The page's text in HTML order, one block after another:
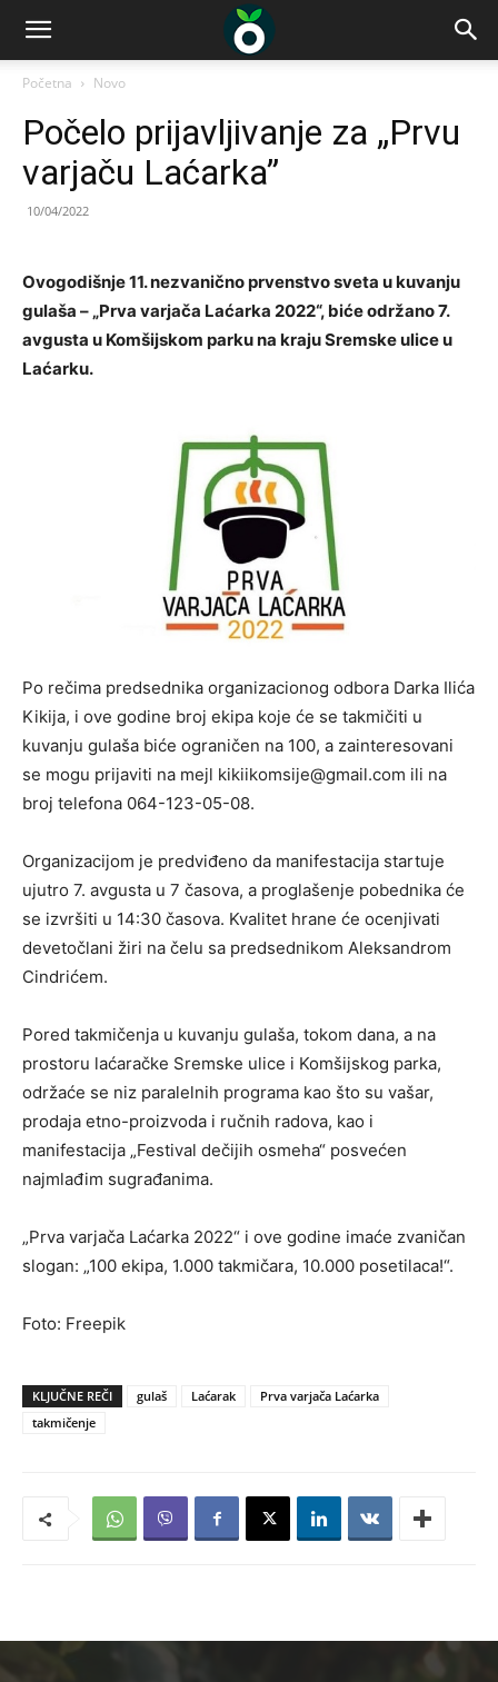
Početna Novo
Počelo prijavljivanje za „Prvu
varjaču Laćarka”
10/04/2022
Ovogodišnje 11. nezvanično prvenstvo sveta u kuvanju
gulaša – „Prva varjača Laćarka 2022“, biće održano 7.
avgusta u Komšijskom parku na kraju Sremske ulice u
Laćarku.
Po rečima predsednika organizacionog odbora Darka Ilića
Kikija, i ove godine broj ekipa koje će se takmičiti u
kuvanju gulaša biće ograničen na 100, a zainteresovani
se mogu prijaviti na mejl kikiikomsije@gmail.com ili na
broj telefona 064-123-05-08.
Organizacijom je predviđeno da manifestacija startuje
ujutro 7. avgusta u 7 časova, a proglašenje pobednika će
se izvršiti u 14:30 časova. Kvalitet hrane će ocenjivati
devetočlani žiri na čelu sa predsednikom Aleksandrom
Cindrićem.
Pored takmičenja u kuvanju gulaša, tokom dana, a na
prostoru laćaračke Sremske ulice i Komšijskog parka,
održaće se niz paralelnih programa kao što su vašar,
prodaja etno-proizvoda i ručnih radova, kao i
manifestacija „Festival dečijih osmeha“ posvećen
najmlađim sugrađanima.
„Prva varjača Laćarka 2022“ i ove godine imaće zvaničan
slogan: „100 ekipa, 1.000 takmičara, 10.000 posetilaca!“.
Foto: Freepik
KLJUČNE REČI gulaš Laćarak
Prva varjača Laćarka
takmičenje